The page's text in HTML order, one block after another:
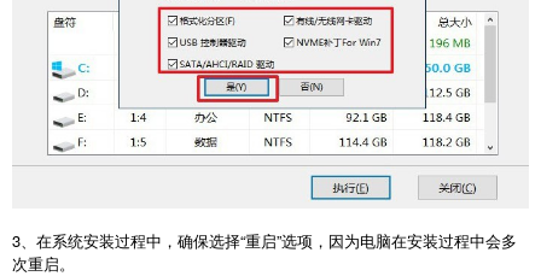
3 、在系统安装过程中，确保选择“重启”选项，因为电脑在安装过程中会多
次重启。